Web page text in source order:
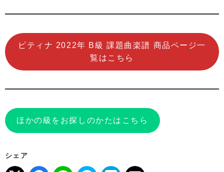
ピティナ 2022年 B級 課題曲楽譜 商品ページ一
覧はこちら
ほかの級をお探しのかたはこちら
シェア